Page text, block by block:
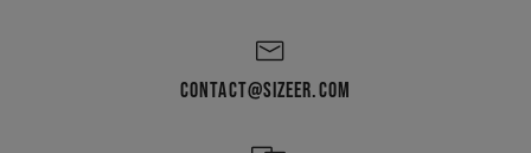
CONTACT@SIZEER.COM